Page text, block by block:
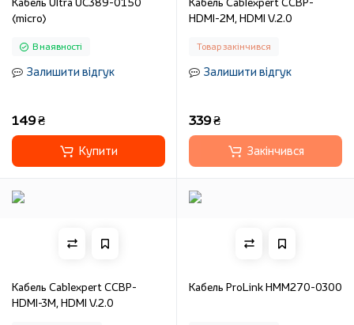
(micro)
В наявності
Залишити відгук
149 ₴
Купити
HDMI-2M, HDMI V.2.0
Товар закінчився
Залишити відгук
339 ₴
Закінчився
Кабель Cablexpert CCBP-
HDMI-3M, HDMI V.2.0
Кабель ProLink HMM270-0300